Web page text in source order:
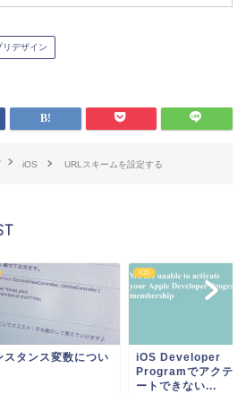
デザイン
iOS URLスキームを設定する
スタンス変数につい
iOS
iOS Developer
Programでアクテ
ートできない...